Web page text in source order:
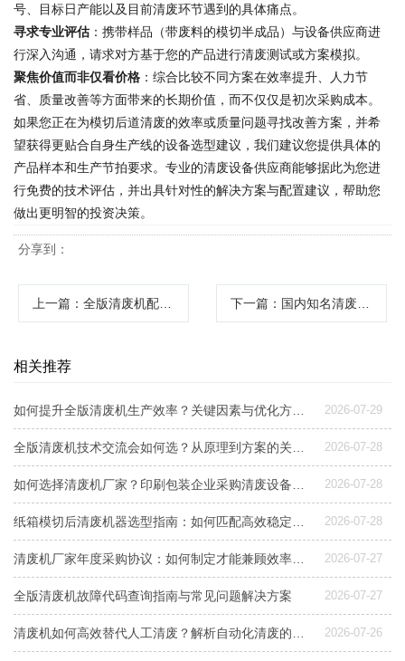
号、目标日产能以及目前清废环节遇到的具体痛点。
寻求专业评估 ：携带样品（带废料的模切半成品）与设备供应商进
行深入沟通，请求对方基于您的产品进行清废测试或方案模拟。
聚焦价值而非仅看价格 ：综合比较不同方案在效率提升、人力节
省、质量改善等方面带来的长期价值，而不仅仅是初次采购成本。
如果您正在为模切后道清废的效率或质量问题寻找改善方案，并希
望获得更贴合自身生产线的设备选型建议，我们建议您提供具体的
产品样本和生产节拍要求。专业的清废设备供应商能够据此为您进
行免费的技术评估，并出具针对性的解决方案与配置建议，帮助您
做出更明智的投资决策。
分享到：
上一篇 ：全版清废机配件去哪里购买？设备维护与配件采购的专业指南 下一篇 ：国内知名清废机制造企业的核心优势如何甄别与选择指南
相关推荐
2026-07-29
2026-07-28
2026-07-28
2026-07-28
2026-07-27
全版清废机故障代码查询指南与常见问题解决方案 2026-07-27
2026-07-26